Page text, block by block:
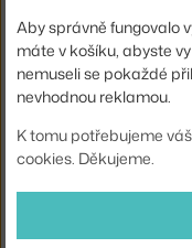
Distribuce světla:
přímé
Zdroj součástí:
ne
Kód produktu
GUB-
Ste zo Slovenska?
Aby správně fungovalo
máte v košíku, abyste
nemuseli se pokaždé
nevhodnou reklamou.
K tomu potřebujeme
cookies. Děkujeme.